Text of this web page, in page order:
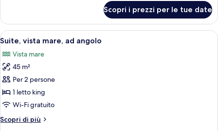
2
letti
singoli,
2
letti
singoli
Standard
con
letto
o
2
singoli,
2
letti
singoli
Scopri i prezzi per le tue date
Apri
tutte
le
foto
per
Suite,
vista
ad
Una camera d'albergo moderna con
7
Suite, vista mare, ad angolo
Vista mare
45 m²
Per 2 persone
1 letto king
Wi-Fi gratuito
Scopri di più
Altri